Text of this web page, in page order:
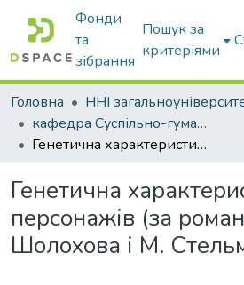
Фонди
та
зібрання
Пошук за
критеріями
Головна
кафедра Суспільно-гуманітарні науки
Генетична характеристика персонажів (за романами М. Шолохова і М. Стельмаха)
Генетична
персонажів (за
Шолохова і М.